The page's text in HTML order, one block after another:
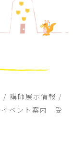
講師展示情報
イベント案内 受